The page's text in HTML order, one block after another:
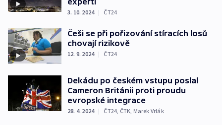
3. 10. 2024 | ČT24
Češi se při pořizování stíracích losů
chovají rizikově
12. 9. 2024 | ČT24
Dekádu po českém vstupu poslal
Cameron Británii proti proudu
evropské integrace
28. 4. 2024 | ČT24, ČTK, Marek Vrlák